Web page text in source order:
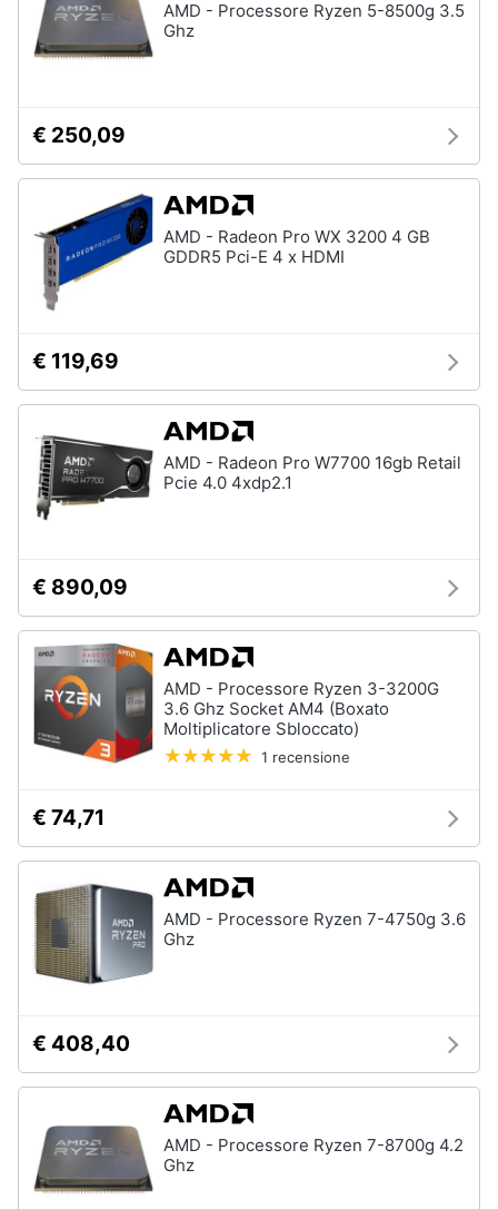
Festività
ricorrenze
Servizi
Assistenza
clienti
Esci
AMD - Processore Ryzen 5-8500g 3.5
Ghz
€ 250,09
AMD - Radeon Pro WX 3200 4 GB
GDDR5 Pci-E 4 x HDMI
€ 119,69
AMD - Radeon Pro W7700 16gb Retail
Pcie 4.0 4xdp2.1
€ 890,09
AMD - Processore Ryzen 3-3200G
3.6 Ghz Socket AM4 (Boxato
Moltiplicatore Sbloccato)
1 recensione
€ 74,71
AMD - Processore Ryzen 7-4750g 3.6
Ghz
€ 408,40
AMD - Processore Ryzen 7-8700g 4.2
Ghz